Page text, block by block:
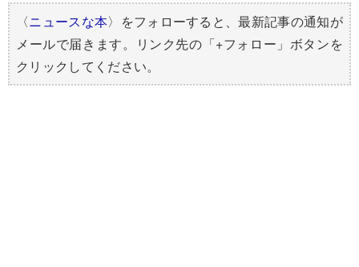
〈ニュースな本〉をフォローすると、最新記事の通知が
メールで届きます。リンク先の「+フォロー」ボタンを
クリックしてください。